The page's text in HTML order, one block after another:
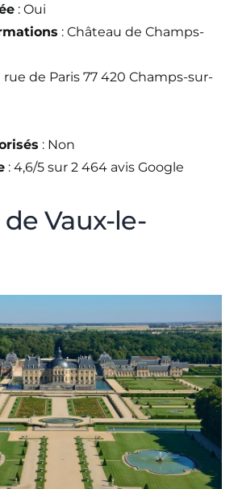
: Oui
: Château de Champs-
rue de Paris 77 420 Champs-sur-
: Non
: 4,6/5 sur 2 464 avis Google
Vaux-le-